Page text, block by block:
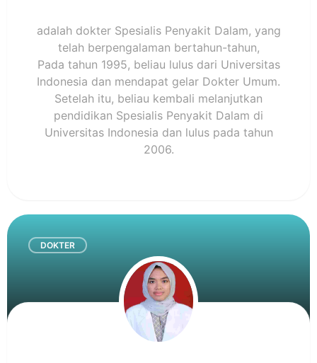
adalah dokter Spesialis Penyakit Dalam, yang
telah berpengalaman bertahun-tahun,
Pada tahun 1995, beliau lulus dari Universitas
Indonesia dan mendapat gelar Dokter Umum.
Setelah itu, beliau kembali melanjutkan
pendidikan Spesialis Penyakit Dalam di
Universitas Indonesia dan lulus pada tahun
2006.
DOKTER